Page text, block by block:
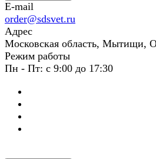
E-mail
order@sdsvet.ru
Адрес
Московская область, Мытищи,
Режим работы
Пн - Пт: с 9:00 до 17:30